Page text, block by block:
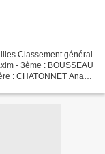
Classement général
- 3ème : BOUSSEAU
: CHATONNET Anaé